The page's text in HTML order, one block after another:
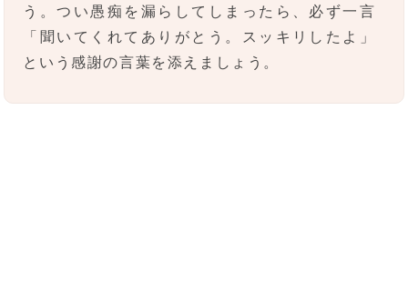
う。つい愚痴を漏らしてしまったら、必ず一言
「聞いてくれてありがとう。スッキリしたよ」
という感謝の言葉を添えましょう。